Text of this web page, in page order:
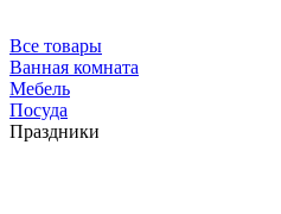
Все товары
Ванная комната
Мебель
Посуда
Праздники